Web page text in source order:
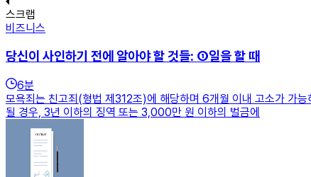
스크랩
비즈니스
당신이 사인하기 전에 알아야 할 것들: ①일을 할 때
6분
모욕죄는 친고죄(형법 제312조)에 해당하며 6개월 이내 고소가 가
될 경우, 3년 이하의 징역 또는 3,000만 원 이하의 벌금에